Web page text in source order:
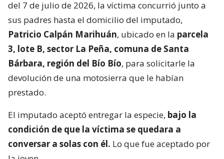
del 7 de julio de 2026, la víctima concurrió junto a
sus padres hasta el domicilio del imputado,
Patricio Calpán Marihuán, ubicado en la parcela
3, lote B, sector La Peña, comuna de Santa
Bárbara, región del Bío Bío, para solicitarle la
devolución de una motosierra que le habían
prestado.
El imputado aceptó entregar la especie, bajo la
condición de que la víctima se quedara a
conversar a solas con él. Lo que fue aceptado por